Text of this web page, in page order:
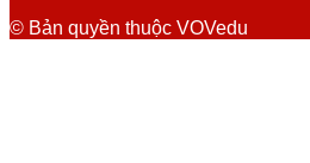
© Bản quyền thuộc VOVedu